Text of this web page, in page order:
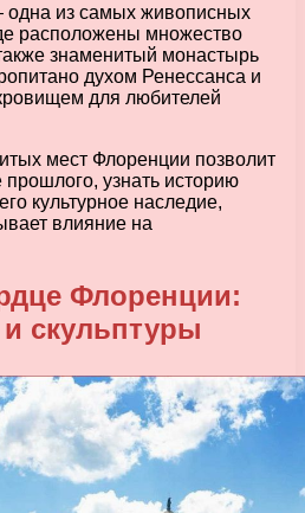
из самых живописных
расположены множество
знаменитый монастырь
духом Ренессанса и
для любителей
мест Флоренции позволит
прошлого, узнать историю
культурное наследие,
влияние на
Флоренции:
скульптуры